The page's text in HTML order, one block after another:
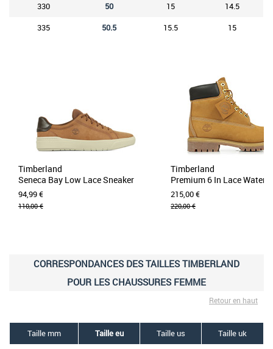
330
50 15
14.5
335
50.5 15.5 15
Timberland
Seneca Bay Low Lace Sneaker
94,99 €
110,00 €
Timberland
Premium 6 In Lace
215,00 €
220,00 €
CORRESPONDANCES DES TAILLES TIMBERLAND
POUR LES CHAUSSURES FEMME
Retour en haut
Taille mm Taille eu Taille us
Taille uk